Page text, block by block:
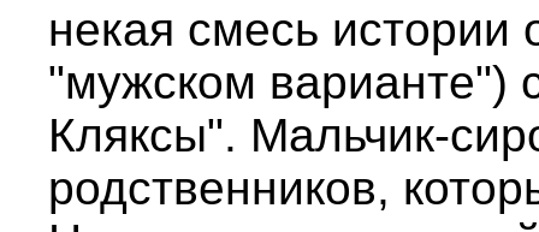
некая смесь истории
"мужском варианте")
Кляксы". Мальчик-
родственников,